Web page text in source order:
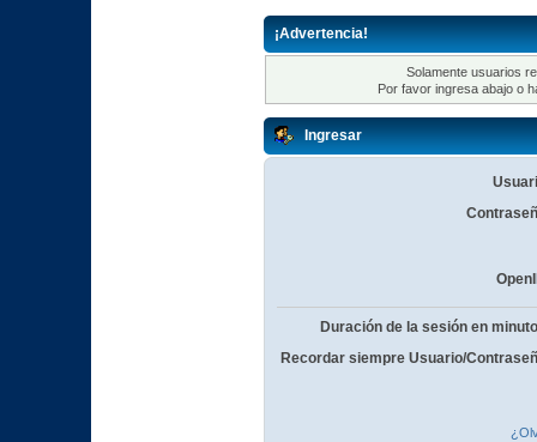
¡Advertencia!
Solamente usuarios
Por favor ingresa abajo o
Ingresar
Duración de la sesión en
Recordar siempre Usuario/